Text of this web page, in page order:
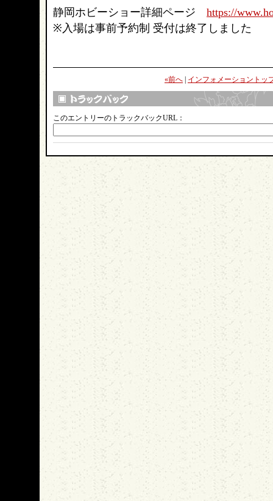
静岡ホビーショー詳細ページ https://
※入場は事前予約制 受付は終了しました
«前へ インフォメーショントッ
このエントリーのトラックバックURL：